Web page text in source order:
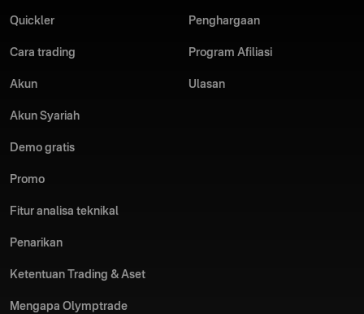
Quickler
Cara trading
Akun
Akun Syariah
Demo gratis
Promo
Fitur analisa teknikal
Penarikan
Ketentuan Trading & Aset
Mengapa Olymptrade
Penghargaan
Program Afiliasi
Ulasan